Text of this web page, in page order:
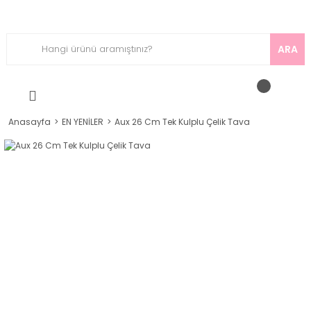
ARA
Anasayfa EN YENİLER Aux 26 Cm Tek Kulplu Çelik Tava